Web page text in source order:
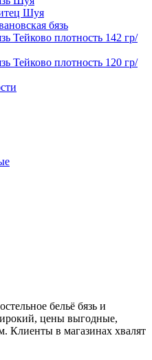
Шуя
бязь
Тейково плотность 142 гр/
Тейково плотность 120 гр/
бельё бязь и
цены выгодные,
Клиенты в магазинах хвалят